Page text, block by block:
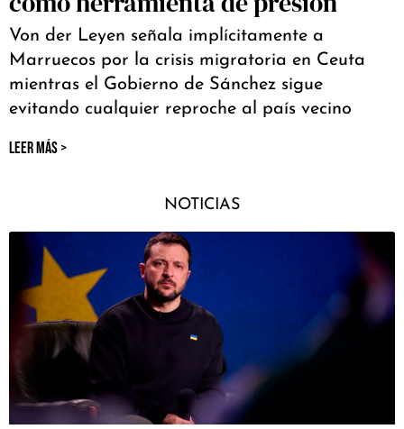
Von der Leyen señala implícitamente a
Marruecos por la crisis migratoria en Ceuta
mientras el Gobierno de Sánchez sigue
evitando cualquier reproche al país vecino
LEER MÁS >
NOTICIAS